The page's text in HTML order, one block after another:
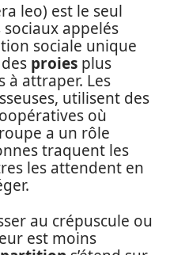
leo) est le seul
appelés
sociale unique
proies plus
à attraper. Les
utilisent des
où
a un rôle
traquent les
les attendent en
au crépuscule ou
est moins